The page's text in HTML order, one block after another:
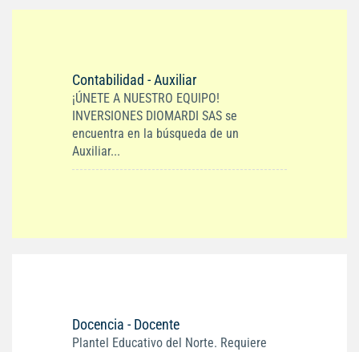
Contabilidad - Auxiliar
¡ÚNETE A NUESTRO EQUIPO!
INVERSIONES DIOMARDI SAS se
encuentra en la búsqueda de un
Auxiliar...
Docencia - Docente
Plantel Educativo del Norte. Requiere